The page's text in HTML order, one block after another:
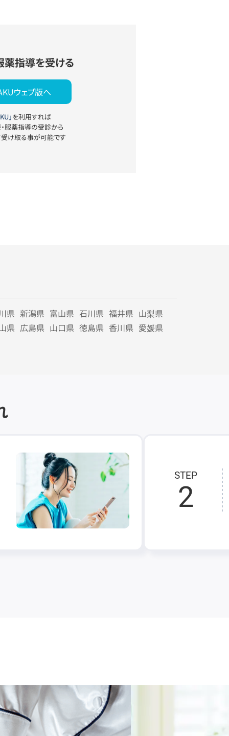
薬指導を受ける
ウェブ版へ
」を利用すれば
服薬指導の受診から
け取る事が可能です
県 新潟県 富山県 石川県 福井県 山梨県
県 広島県 山口県 徳島県 香川県 愛媛県
STEP
2